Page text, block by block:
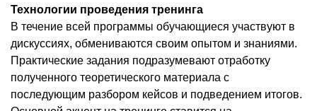
Технологии проведения тренинга
В течение всей программы обучающиеся участвуют в
дискуссиях, обмениваются своим опытом и знаниями.
Практические задания подразумевают отработку
полученного теоретического материала с
последующим разбором кейсов и подведением итогов.